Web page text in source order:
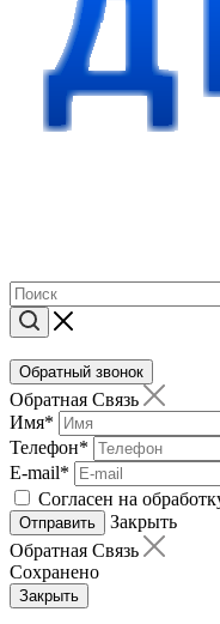
Обратный звонок
Обратная Связь
Имя*
Телефон*
E-mail*
Согласен на
Отправить
Закрыть
Обратная Связь
Сохранено
Закрыть